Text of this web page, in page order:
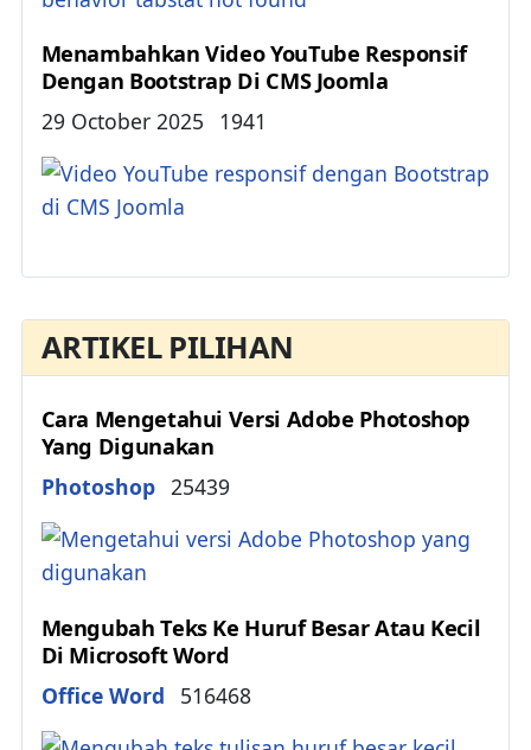
ARTIKEL PILIHAN
Cara Mengetahui Versi Adobe Photoshop
Yang Digunakan
Details
Photoshop 25439
Mengubah Teks Ke Huruf Besar Atau Kecil
Di Microsoft Word
Details
Office Word 516468
Menambahkan Video YouTube Responsif
Dengan Bootstrap Di CMS Joomla
Details
29 October 2025 1941